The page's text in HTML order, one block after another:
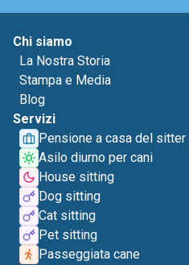
Chi siamo
La Nostra Storia
Stampa e Media
Blog
Servizi
Pensione a casa del sitter
Asilo diurno per cani
House sitting
Dog sitting
Cat sitting
Pet sitting
Passeggiata cane